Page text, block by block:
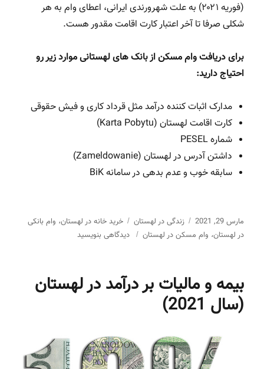
(فوریه ۲۰۲۱) به علت شهرورندی ایرانی، اعطای وام به هر
شکلی صرفا تا آخر اعتبار کارت اقامت مقدور هست.
برای دریافت وام مسکن از بانک های لهستانی موارد زیر رو
احتیاج دارید:
مدارک اثبات کننده درآمد مثل قرداد کاری و فیش حقوقی
کارت اقامت لهستان (Karta Pobytu)
شماره PESEL
داشتن آدرس در لهستان (Zameldowanie)
سابقه خوب و عدم بدهی در سامانه BiK
ارسال
شده
مارس 29, 2021 دسته‌ها
زندگی در لهستان برچسب‌ها
خرید خانه در لهستان، وام بانکی
در لهستان، وام مسکن در لهستان
برای
مورد
وام
لهستان
دیدگاهی بنویسید
بیمه و مالیات بر درآمد در لهستان
(سال 2021)